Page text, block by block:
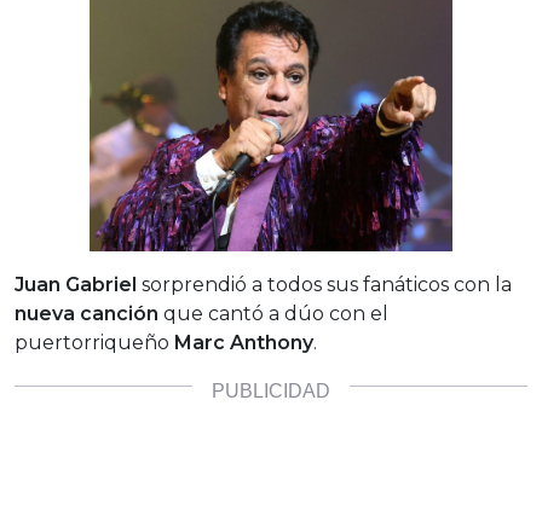
Juan Gabriel sorprendió a todos sus fanáticos con la
nueva canción que cantó a dúo con el
puertorriqueño Marc Anthony.